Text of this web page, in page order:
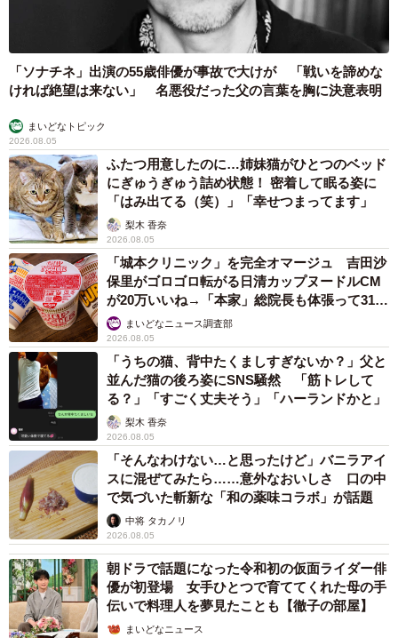
「ソナチネ」出演の55歳俳優が事故で大けが 「戦いを諦めな
ければ絶望は来ない」 名悪役だった父の言葉を胸に決意表明
まいどなトピック
2026.08.05
ふたつ用意したのに…姉妹猫がひとつのベッド
にぎゅうぎゅう詰め状態！ 密着して眠る姿に
「はみ出てる（笑）」「幸せつまってます」
梨木 香奈
2026.08.05
「城本クリニック」を完全オマージュ 吉田沙
保里がゴロゴロ転がる日清カップヌードルCM
が20万いいね→「本家」総院長も体張って31万
いいねまいどなニュース調査部
2026.08.05
「うちの猫、背中たくましすぎないか？」父と
並んだ猫の後ろ姿にSNS騒然 「筋トレして
る？」「すごく丈夫そう」「ハーランドかと」
梨木 香奈
2026.08.05
「そんなわけない…と思ったけど」バニラアイ
スに混ぜてみたら……意外なおいしさ 口の中
で気づいた斬新な「和の薬味コラボ」が話題
中将 タカノリ
2026.08.05
朝ドラで話題になった令和初の仮面ライダー俳
優が初登場 女手ひとつで育ててくれた母の手
伝いで料理人を夢見たことも【徹子の部屋】
まいどなニュース